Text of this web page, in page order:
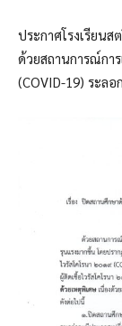
ประกาศโรงเรียน
ด้วยสถานการณ์กา
(COVID-19) ระล